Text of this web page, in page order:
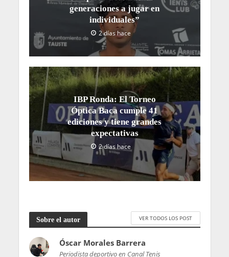
generaciones a jugar en
individuales”
2 días hace
IBP Ronda: El Torneo
Óptica Baca cumple 41
ediciones y tiene grandes
expectativas
2 días hace
Sobre el autor VER TODOS LOS POST
Óscar Morales Barrera
Periodista deportivo en Canal Tenis